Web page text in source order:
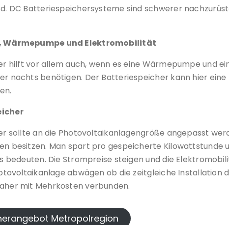
DC Batteriespeichersysteme sind schwerer
Wärmepumpe und Elektromobilität
hilft vor allem auch, wenn es eine Wärmepumpe und
nachts benötigen. Der Batteriespeicher kann hier
sollte an die Photovoltaikanlagengröße angepasst
besitzen. Man spart pro gespeicherte Kilowattstunde
bedeuten. Die Strompreise steigen und die
abwägen ob die zeitgleiche Installation
mit Mehrkosten verbunden.
Metropolregion